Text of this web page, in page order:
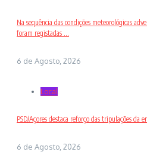
Na sequência das condições meteorológicas
foram registadas ...
6 de Agosto, 2026
Local
PSD/Açores destaca reforço das tripulações da
6 de Agosto, 2026